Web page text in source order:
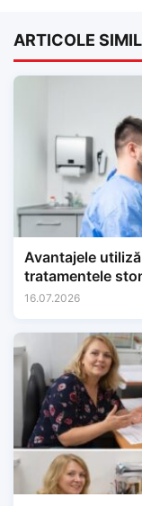
ARTICOLE
Avantajele
tratamentele
16.07.2026